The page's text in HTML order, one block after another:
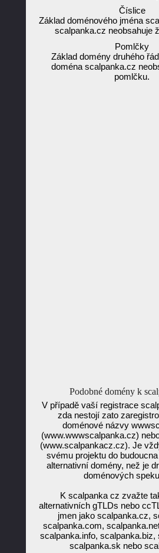
Číslice
Základ doménového jména
scalpanka.cz neobsahuje
Pomlčky
Základ domény druhého
doména scalpanka.cz
pomlčku.
Podobné domény k
V případě vaší registrace
zda nestojí zato
doménové názvy
(www.wwwscalpanka.cz)
(www.scalpankacz.cz). Je
svému projektu do
alternativní domény, než je
doménových
K scalpanka cz zvažte
alternativních gTLDs nebo
jmen jako scalpanka.cz,
scalpanka.com,
scalpanka.info, scalpanka.biz,
scalpanka.sk nebo